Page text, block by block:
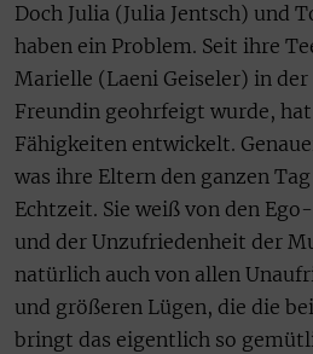
Doch Julia (Julia Jentsch) und
haben ein Problem. Seit ihre
Marielle (Laeni Geiseler) in der
Freundin geohrfeigt wurde,
Fähigkeiten entwickelt.
was ihre Eltern den ganzen
Echtzeit. Sie weiß von den
und der Unzufriedenheit der
natürlich auch von allen
und größeren Lügen, die die
bringt das eigentlich so